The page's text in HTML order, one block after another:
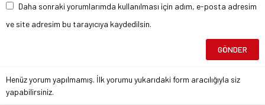
Daha sonraki yorumlarımda kullanılması için adım, e-posta adresim
ve site adresim bu tarayıcıya kaydedilsin.
Henüz yorum yapılmamış. İlk yorumu yukarıdaki form aracılığıyla siz
yapabilirsiniz.